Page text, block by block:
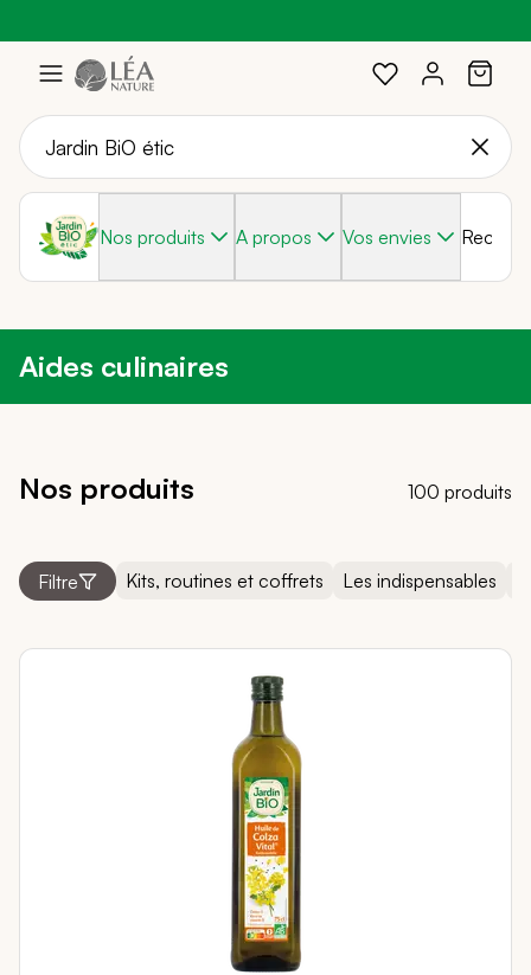
Nos produits A propos Vos envies
Aides culinaires
100 produits
Nos produits
Filtre Kits, routines et coffrets Les indispensables